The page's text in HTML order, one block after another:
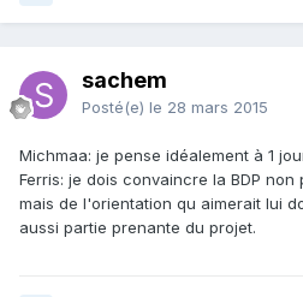
sachem
Posté(e) le 28 mars 2015
Michmaa: je pense idéalement à 1
Ferris: je dois convaincre la BDP
mais de l'orientation qu aimerait lui
aussi partie prenante du projet.